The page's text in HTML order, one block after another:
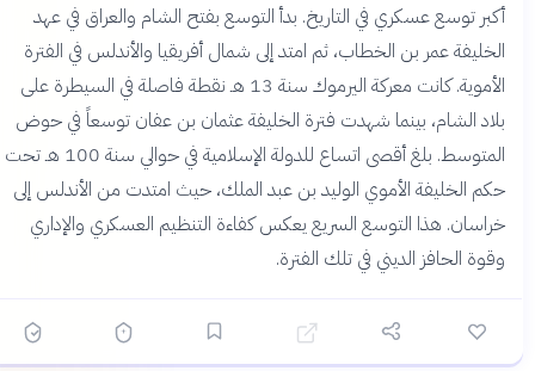
أكبر توسع عسكري في التاريخ. بدأ التوسع بفتح الشام والعراق في عهد
الخليفة عمر بن الخطاب، ثم امتد إلى شمال أفريقيا والأندلس في الفترة
الأموية. كانت معركة اليرموك سنة 13 هـ نقطة فاصلة في السيطرة على
بلاد الشام، بينما شهدت فترة الخليفة عثمان بن عفان توسعاً في حوض
المتوسط. بلغ أقصى اتساع للدولة الإسلامية في حوالي سنة 100 هـ تحت
حكم الخليفة الأموي الوليد بن عبد الملك، حيث امتدت من الأندلس إلى
خراسان. هذا التوسع السريع يعكس كفاءة التنظيم العسكري والإداري
وقوة الحافز الديني في تلك الفترة.